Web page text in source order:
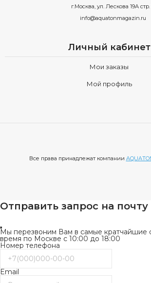
г.Москва, ул. Лескова 19А стр.
info@aquatonmagazin.ru
Личный кабинет
Мои заказы
Мой профиль
Все права принадлежат компании
Отправить запрос на почту
Мы перезвоним Вам в самые кратчайшие
время по Москве с 10:00 до 18:00
Номер телефона
Email